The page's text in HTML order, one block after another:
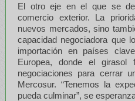
El otro eje en el que se
comercio exterior. La
nuevos mercados, sino
capacidad negociadora que
importación en países
Europea, donde el
negociaciones para cerrar
Mercosur. “Tenemos la
pueda culminar”, se